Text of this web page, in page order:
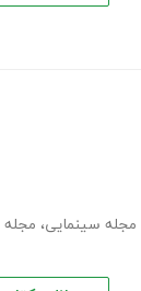
مجله سینمایی، مجله